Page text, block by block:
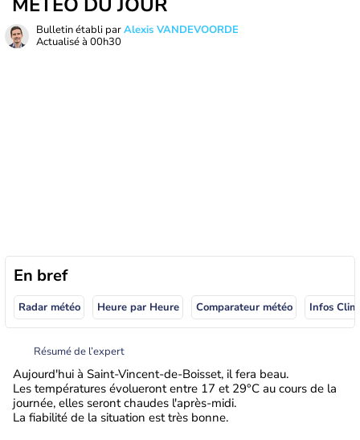
Bulletin établi parAlexis VANDEVOORDE
Actualisé à 00h30
En bref
Radar météo Heure par Heure Comparateur météo Infos
Résumé de l’expert
Aujourd'hui à Saint-Vincent-de-Boisset, il fera beau.
Les températures évolueront entre 17 et 29°C au cours de la
journée, elles seront chaudes l'après-midi.
La fiabilité de la situation est très bonne.